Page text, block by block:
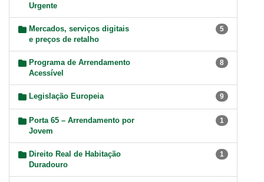
Urgente
Mercados, serviços digitais
e preços de retalho
5
Programa de Arrendamento
Acessível
8
Legislação Europeia 9
Porta 65 – Arrendamento por
Jovem
1
Direito Real de Habitação
Duradouro
1